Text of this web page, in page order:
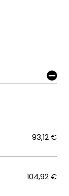
93,12 €
104,92 €